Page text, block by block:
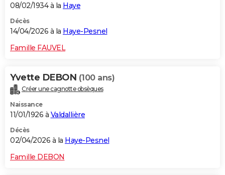
08/02/1934 à la Haye
Décès
14/04/2026 à la Haye-Pesnel
Famille FAUVEL
Yvette DEBON (100 ans)
Créer une cagnotte obsèques
Naissance
11/01/1926 à Valdallière
Décès
02/04/2026 à la Haye-Pesnel
Famille DEBON